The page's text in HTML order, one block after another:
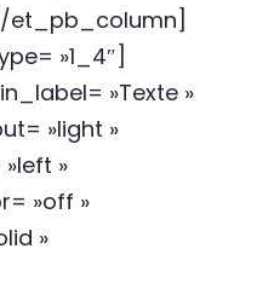
»1_4″]
»Texte »
»light »
»
»off »
»